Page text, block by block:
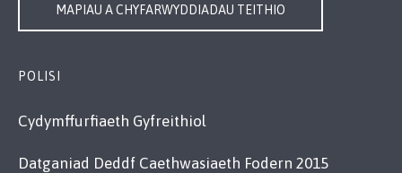
MAPIAU A CHYFARWYDDIADAU TEITHIO
POLISI
Cydymffurfiaeth Gyfreithiol
Datganiad Deddf Caethwasiaeth Fodern 2015